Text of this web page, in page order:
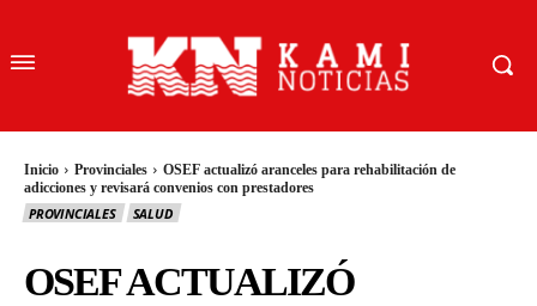
Inicio Provinciales
OSEF actualizó aranceles para rehabilitación de
adicciones y revisará convenios con prestadores
PROVINCIALES SALUD
OSEF ACTUALIZÓ